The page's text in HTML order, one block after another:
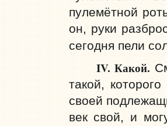
пулемётной
он, руки
сегодня пели
IV. Какой.
такой,
своей
век свой, и